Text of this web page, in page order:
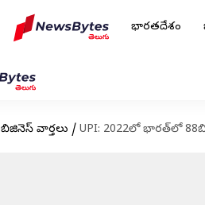
భారతదేశం
బిజినెస్ వార్తలు / UPI: 2022లో భారత్‌లో